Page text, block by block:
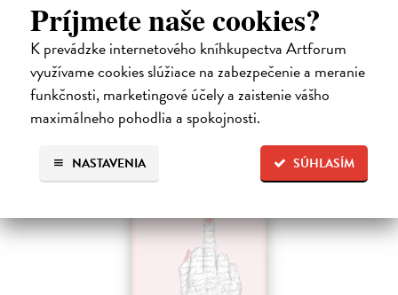
Príjmete naše cookies?
K prevádzke internetového kníhkupectva Artforum
využívame cookies slúžiace na zabezpečenie a meranie
funkčnosti, marketingové účely a zaistenie vášho
maximálneho pohodlia a spokojnosti.
SÚHLASÍM
NASTAVENIA
oznámi, že ju podvádza a žení sa s inou. Jej život sa zrazu rúca.
Na sklade ?
13,71 €
14,90 € ?
na sklade